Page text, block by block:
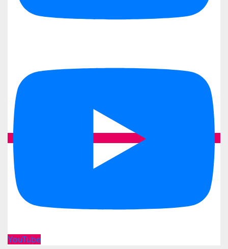
YouTube